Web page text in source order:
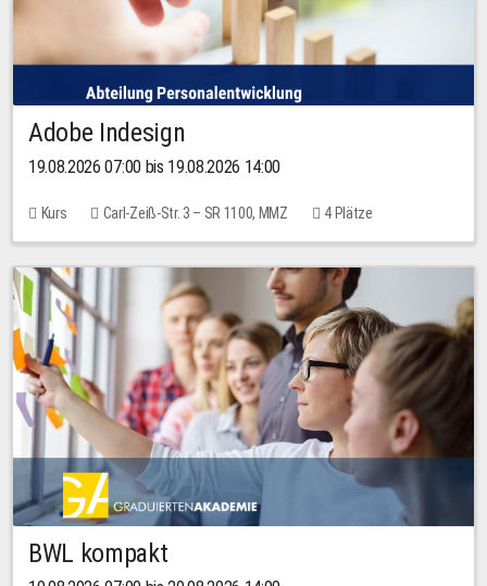
Adobe Indesign
19.08.2026 07:00 bis 19.08.2026 14:00
Kurs Carl-Zeiß-Str. 3 – SR 1100, MMZ 4 Plätze
BWL kompakt